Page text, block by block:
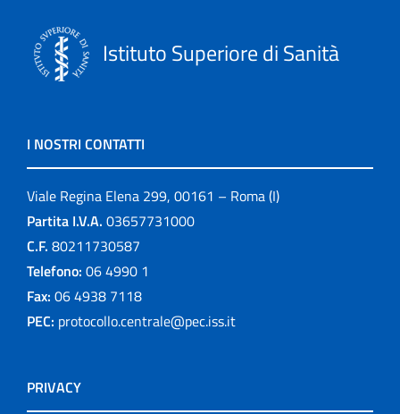
Istituto Superiore di Sanità
I NOSTRI CONTATTI
Viale Regina Elena 299, 00161 – Roma (I)
Partita I.V.A. 03657731000
C.F. 80211730587
Telefono: 06 4990 1
Fax: 06 4938 7118
PEC: protocollo.centrale@pec.iss.it
PRIVACY